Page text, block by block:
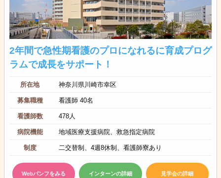
2年間で急性期看護のプロになれるに育成プログ
ラムで成長をサポート！
所在地 神奈川県川崎市幸区
募集職種 看護師 40名
看護師数 478人
病院機能 地域医療支援病院、救急指定病院
制度 二交替制、4週8休制、看護師寮あり
Webパンフをみる インターンの詳細 見学会の詳細